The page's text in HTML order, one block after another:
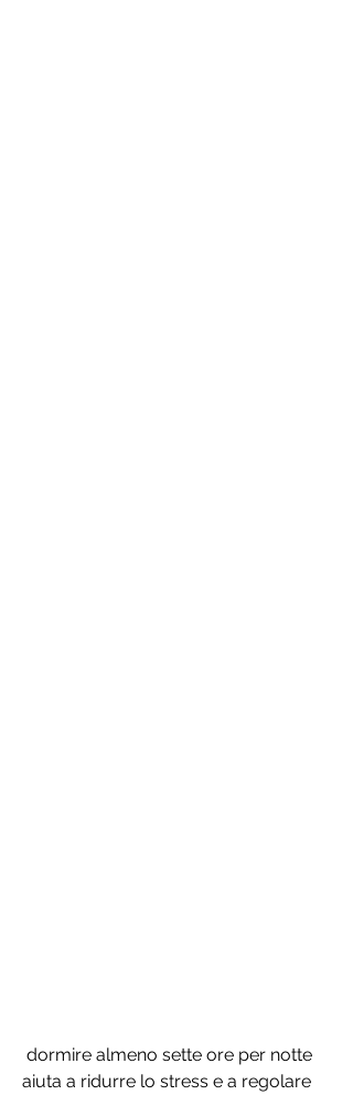
aiuta a ridurre lo stress e a regolare